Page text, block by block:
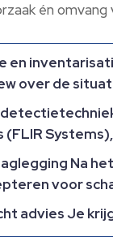
én
en
over de
(FLIR
Na
voor
advies Je